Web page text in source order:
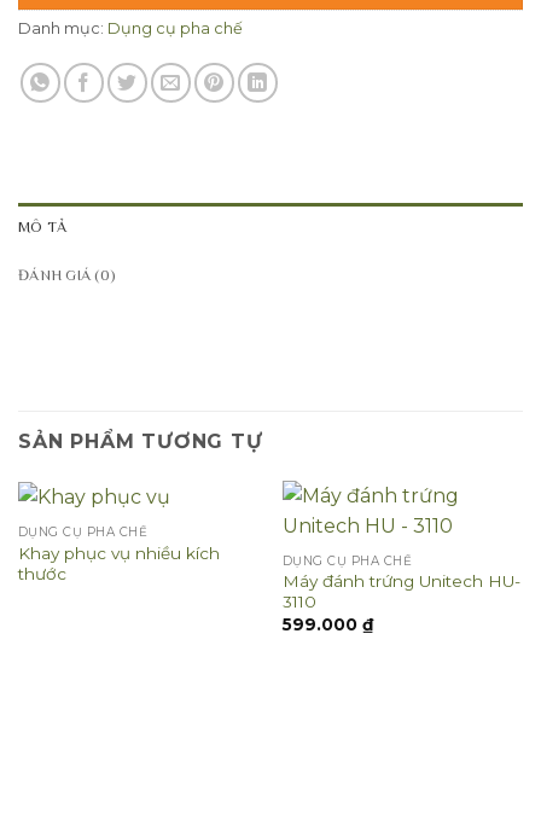
Danh mục: Dụng cụ pha chế
MÔ TẢ
ĐÁNH GIÁ (0)
SẢN PHẨM TƯƠNG TỰ
DỤNG CỤ PHA CHẾ
Khay phục vụ nhiều kích
thước
DỤNG CỤ PHA CHẾ
Máy đánh trứng Unitech HU-
3110
599.000 ₫